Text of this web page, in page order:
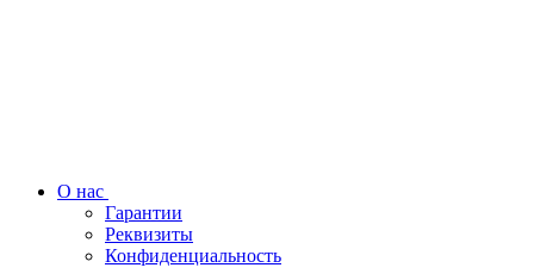
О нас
Гарантии
Реквизиты
Конфиденциальность